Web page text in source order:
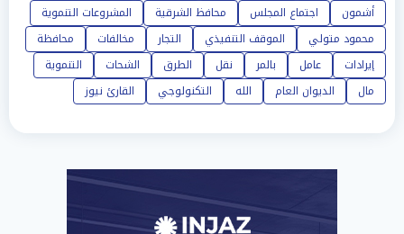
أشمون
اجتماع المجلس محافظ الشرقية
المشروعات التنموية
محمود متولي
الموقف التنفيذي التجار مخالفات
محافظة
إيرادات
عامل بالمر نقل الطرق الشحات
التنموية
مال
الديوان العام الله التكنولوجي القارئ نيوز